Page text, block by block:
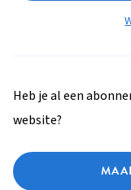
Heb je al een
website?